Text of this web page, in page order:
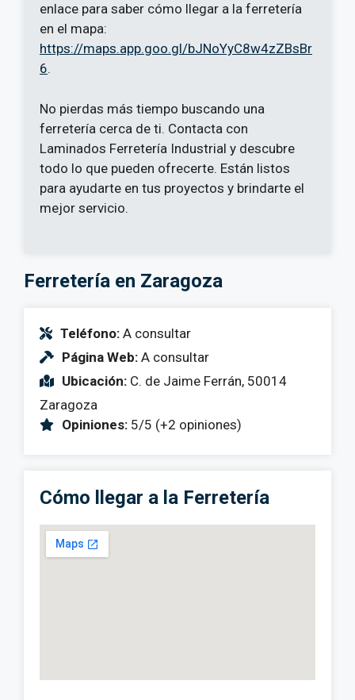
enlace para saber cómo llegar a la ferretería
en el mapa:
https://maps.app.goo.gl/bJNoYyC8w4zZBsBr
6.
No pierdas más tiempo buscando una
ferretería cerca de ti. Contacta con
Laminados Ferretería Industrial y descubre
todo lo que pueden ofrecerte. Están listos
para ayudarte en tus proyectos y brindarte el
mejor servicio.
Ferretería en Zaragoza
Teléfono: A consultar
Página Web: A consultar
Ubicación: C. de Jaime Ferrán, 50014
Zaragoza
Opiniones: 5/5 (+2 opiniones)
Cómo llegar a la Ferretería